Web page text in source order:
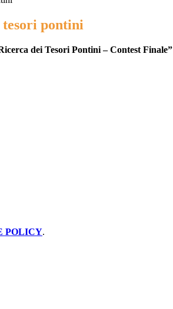
pontini
dei Tesori Pontini – Contest Finale”
POLICY.